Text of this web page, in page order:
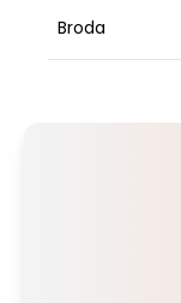
Broda